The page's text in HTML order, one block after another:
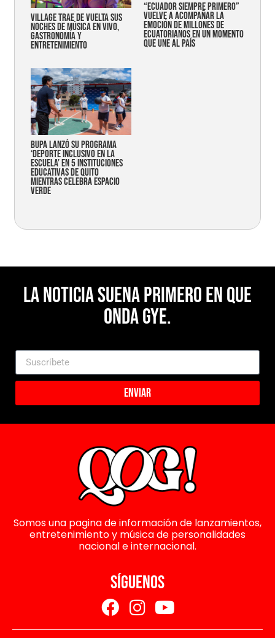
Village trae de vuelta sus
noches de música en vivo,
gastronomía y
entretenimiento
“Ecuador siempre primero”
vuelve a acompañar la
emoción de millones de
ecuatorianos en un momento
que une al país
Bupa lanzó su programa
‘Deporte Inclusivo en la
Escuela’ en 5 instituciones
educativas de Quito
mientras celebra espacio
verde
La noticia suena primero en Que
Onda Gye.
Enviar
Somos una pagina de información de lanzamientos,
entretenimiento y música de personalidades
nacional e internacional.
SÍGUENOS